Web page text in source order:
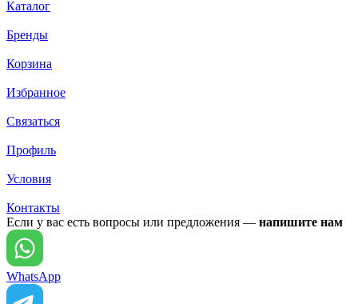
Каталог
Бренды
Корзина
Избранное
Связаться
Профиль
Условия
Контакты
Если у вас есть вопросы или предложения — напишите нам
WhatsApp